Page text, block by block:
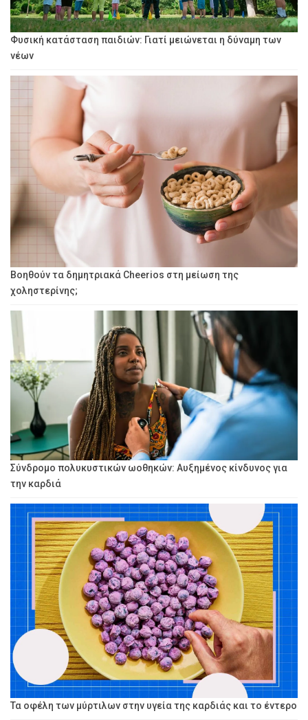
Φυσική κατάσταση παιδιών: Γιατί μειώνεται η δύναμη των
νέων
Βοηθούν τα δημητριακά Cheerios στη μείωση της
χοληστερίνης;
Σύνδρομο πολυκυστικών ωοθηκών: Αυξημένος κίνδυνος για
την καρδιά
Τα οφέλη των μύρτιλων στην υγεία της καρδιάς και το έντερο